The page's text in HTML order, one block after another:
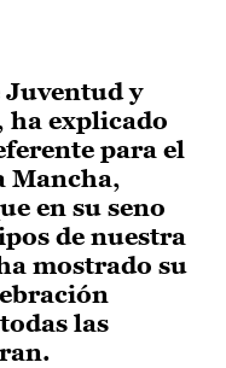
Juventud y
ha explicado
para el
Mancha,
en su seno
de nuestra
mostrado su
las